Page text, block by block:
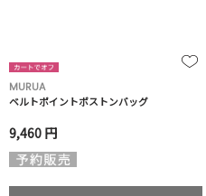
MURUA
ベルトポイントボストンバッグ
9,460 円